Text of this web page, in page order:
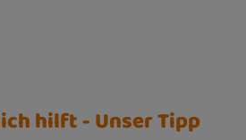
hilft - Unser Tipp